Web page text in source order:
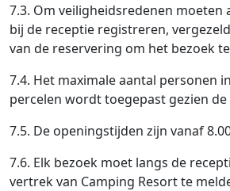
7.3. Om veiligheidsredenen moeten
bij de receptie registreren,
van de reservering om het bezoek
7.4. Het maximale aantal personen
percelen wordt toegepast gezien de
7.5. De openingstijden zijn vanaf
7.6. Elk bezoek moet langs de
vertrek van Camping Resort te